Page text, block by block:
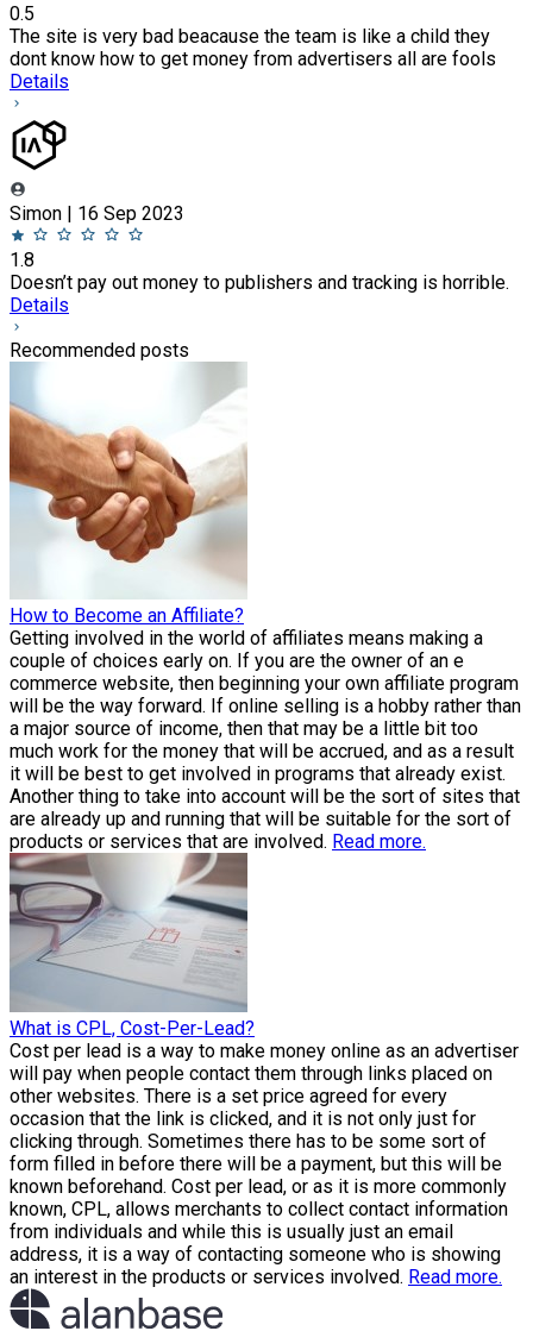
0.5
The site is very bad beacause the team is like a child they
dont know how to get money from advertisers all are fools
Details
Simon | 16 Sep 2023
1.8
Doesn’t pay out money to publishers and tracking is horrible.
Details
Recommended posts
How to Become an Affiliate?
Getting involved in the world of affiliates means making a
couple of choices early on. If you are the owner of an e
commerce website, then beginning your own affiliate program
will be the way forward. If online selling is a hobby rather than
a major source of income, then that may be a little bit too
much work for the money that will be accrued, and as a result
it will be best to get involved in programs that already exist.
Another thing to take into account will be the sort of sites that
are already up and running that will be suitable for the sort of
products or services that are involved. Read more.
What is CPL, Cost-Per-Lead?
Cost per lead is a way to make money online as an advertiser
will pay when people contact them through links placed on
other websites. There is a set price agreed for every
occasion that the link is clicked, and it is not only just for
clicking through. Sometimes there has to be some sort of
form filled in before there will be a payment, but this will be
known beforehand. Cost per lead, or as it is more commonly
known, CPL, allows merchants to collect contact information
from individuals and while this is usually just an email
address, it is a way of contacting someone who is showing
an interest in the products or services involved. Read more.